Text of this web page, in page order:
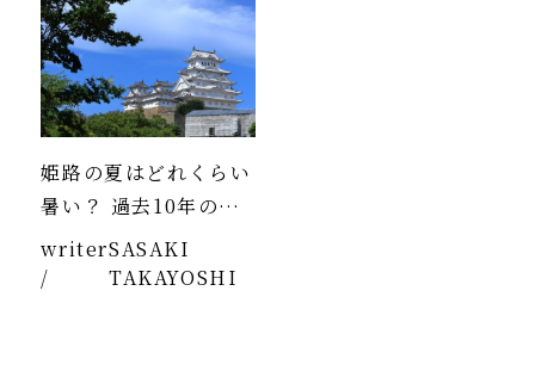
姫路の夏はどれくらい
暑い？ 過去10年のデ
ータより
writer
/
SASAKI
TAKAYOSHI